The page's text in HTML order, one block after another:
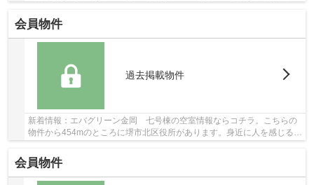
会員物件
過去掲載物件
新着情報：エバグリーン金岡 七号棟の空室情報ならコチラ。こちらの
物件から454mのところに堺市北区役所があります。身近に人を感じるこ
会員物件